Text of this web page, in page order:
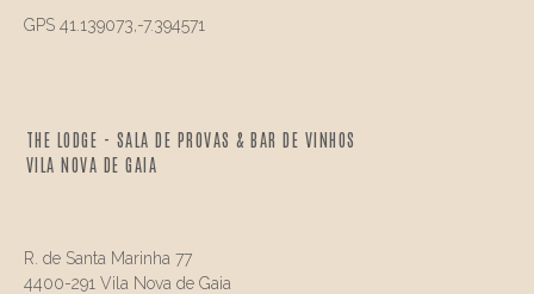
GPS 41.139073,-7.394571
THE LODGE - SALA DE PROVAS & BAR DE VINHOS
VILA NOVA DE GAIA
R. de Santa Marinha 77
4400-291 Vila Nova de Gaia